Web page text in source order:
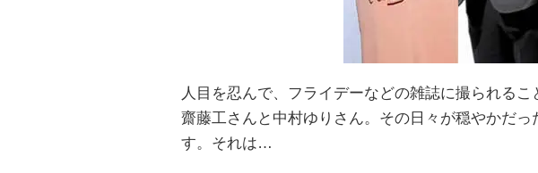
人目を忍んで、フライデーなどの雑誌に撮られる
齋藤工さんと中村ゆりさん。その日々が穏やかだっ
す。それは…